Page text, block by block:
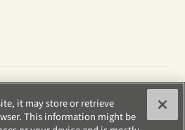
it may store or retrieve
This information might be